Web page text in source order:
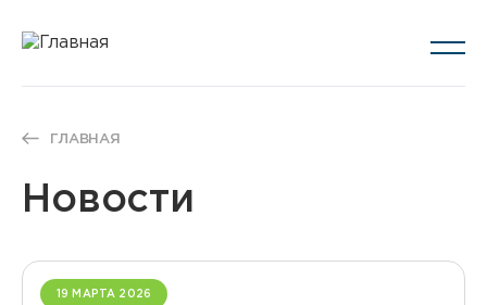
ГЛАВНАЯ
Новости
19 МАРТА 2026